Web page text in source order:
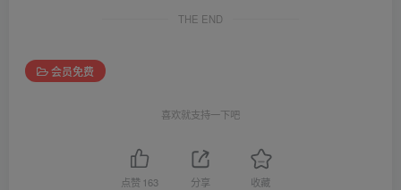
THE END
会员免费
喜欢就支持一下吧
点赞 163 分享 收藏